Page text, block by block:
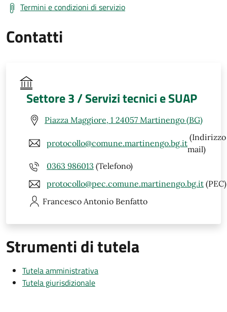
Termini e condizioni di servizio
Contatti
Settore 3 / Servizi tecnici e SUAP
Piazza Maggiore, 1 24057 Martinengo (BG)
protocollo@comune.martinengo.bg.it
(Indirizzo
mail)
0363 986013 (Telefono)
protocollo@pec.comune.martinengo.bg.it (PEC)
Francesco Antonio Benfatto
Strumenti di tutela
Tutela amministrativa
Tutela giurisdizionale